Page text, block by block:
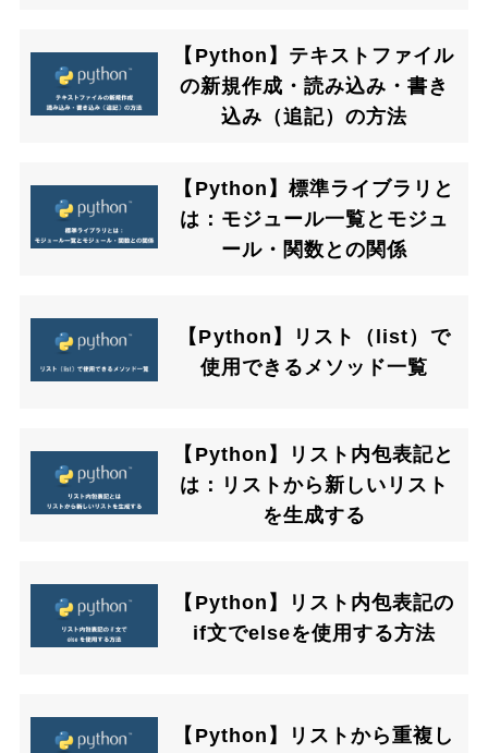
【Python】テキストファイル
の新規作成・読み込み・書き
込み（追記）の方法
【Python】標準ライブラリと
は：モジュール一覧とモジュ
ール・関数との関係
【Python】リスト（list）で
使用できるメソッド一覧
【Python】リスト内包表記と
は：リストから新しいリスト
を生成する
【Python】リスト内包表記の
if文でelseを使用する方法
【Python】リストから重複し